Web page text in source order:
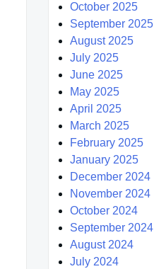
October 2025
September 2025
August 2025
July 2025
June 2025
May 2025
April 2025
March 2025
February 2025
January 2025
December 2024
November 2024
October 2024
September 2024
August 2024
July 2024